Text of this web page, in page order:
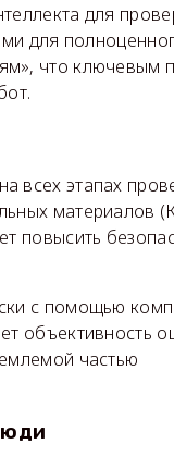
для
для
что ключевым
всех этапах
материалов
повысить
с помощью
объективность
частью